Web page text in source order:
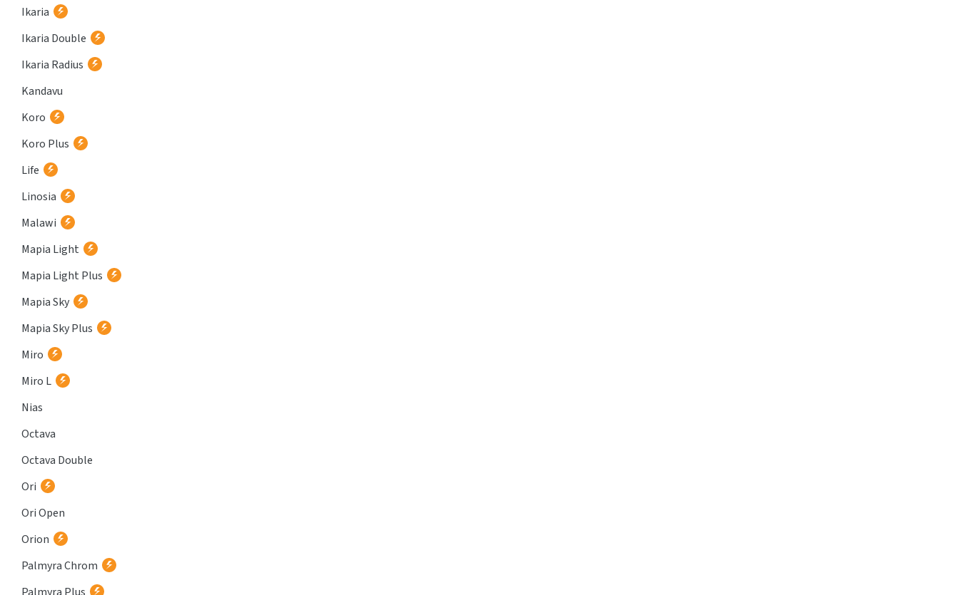
Ikaria
Ikaria Double
Ikaria Radius
Kandavu
Koro
Koro Plus
Life
Linosia
Malawi
Mapia Light
Mapia Light Plus
Mapia Sky
Mapia Sky Plus
Miro
Miro L
Nias
Octava
Octava Double
Ori
Ori Open
Orion
Palmyra Chrom